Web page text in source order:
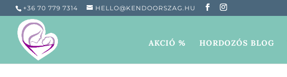
+36 70 779 7314 HELLO@KENDOORSZAG.HU
AKCIÓ % HORDOZÓS BLOG